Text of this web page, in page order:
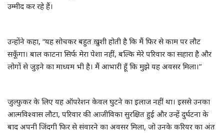
उम्मीद कर रहे हैं।
उन्होंने कहा, “यह सोचकर बहुत ख़ुशी होती है कि मैं फिर से काम पर लौट
सकूँगा। बाल काटना सिर्फ मेरा पेशा नहीं, बल्कि मेरे परिवार का सहारा है और
लोगों से जुड़ने का माध्यम भी है। मैं आभारी हूँ कि मुझे यह अवसर मिला।”
जुल्फुकर के लिए यह ऑपरेशन केवल घुटने का इलाज नहीं था। इससे उनका
आत्मविश्वास लौटा, परिवार की आजीविका सुरक्षित हुई और उन्हें दुर्घटना के
बाद अपनी जिंदगी फिर से संवारने का अवसर मिला, जो उनके करियर का अंत